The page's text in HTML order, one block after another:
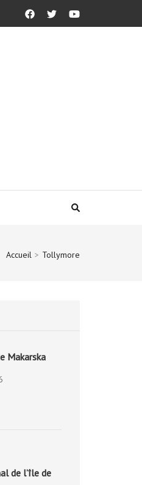
Accueil > Tollymore
Makarska
de l’île de